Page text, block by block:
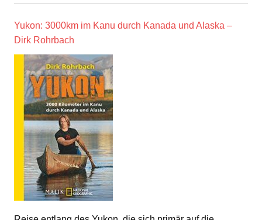
Yukon: 3000km im Kanu durch Kanada und Alaska –
Dirk Rohrbach